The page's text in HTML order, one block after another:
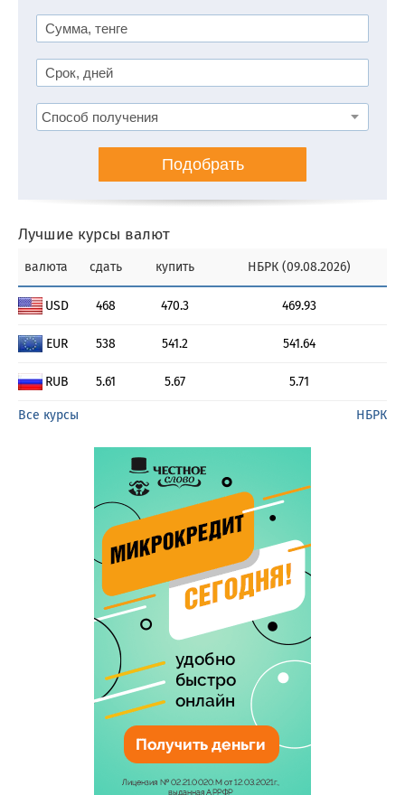
Подобрать
Лучшие курсы валют
валюта сдать купить НБРК (09.08.2026)
USD 468 470.3 469.93
EUR 538 541.2 541.64
RUB 5.61 5.67 5.71
Все курсы НБРК